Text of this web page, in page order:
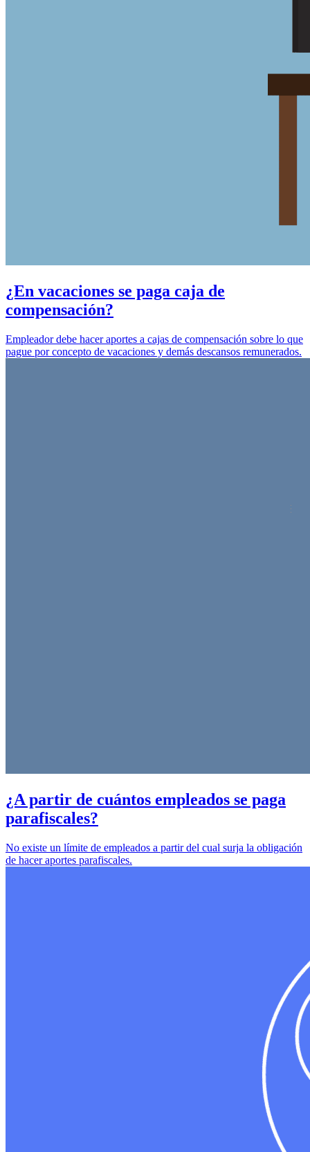
¿En vacaciones se paga caja de
compensación?
Empleador debe hacer aportes a cajas de compensación sobre lo que
pague por concepto de vacaciones y demás descansos remunerados.
¿A partir de cuántos empleados se paga
parafiscales?
No existe un límite de empleados a partir del cual surja la obligación
de hacer aportes parafiscales.